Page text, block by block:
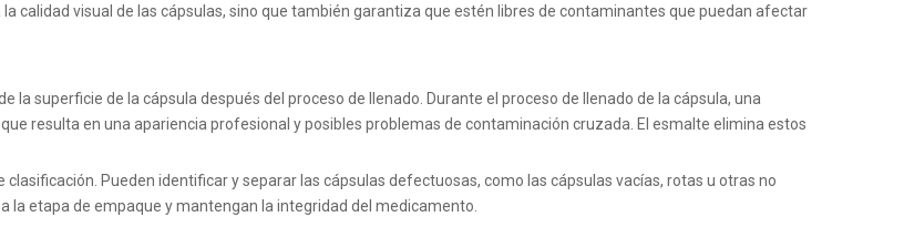
calidad visual de las cápsulas, sino que también garantiza que estén libres de contaminantes que puedan afectar
la superficie de la cápsula después del proceso de llenado. Durante el proceso de llenado de la cápsula, una
resulta en una apariencia profesional y posibles problemas de contaminación cruzada. El esmalte elimina estos
Pueden identificar y separar las cápsulas defectuosas, como las cápsulas vacías, rotas u otras no
la etapa de empaque y mantengan la integridad del medicamento.